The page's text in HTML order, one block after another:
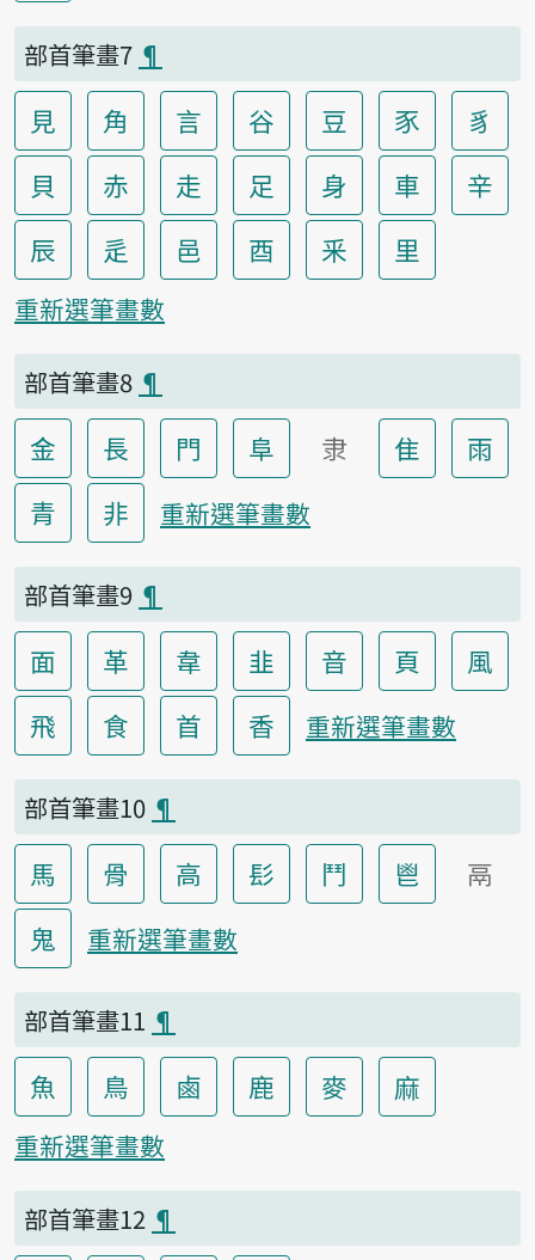
部首筆畫7 ¶
見 角 言 谷 豆 豕
豸
貝
赤 走 足 身 車
辛
辰
辵 邑 酉 釆 里
重新選筆畫數
部首筆畫8 ¶
金 長 門 阜 隶 隹
雨
青
非 重新選筆畫數
部首筆畫9 ¶
面 革 韋 韭 音 頁
風
飛
食 首 香 重新選筆畫數
部首筆畫10 ¶
馬 骨 高 髟 鬥 鬯
鬲
鬼
重新選筆畫數
部首筆畫11 ¶
魚 鳥 鹵 鹿 麥 麻
重新選筆畫數
部首筆畫12 ¶